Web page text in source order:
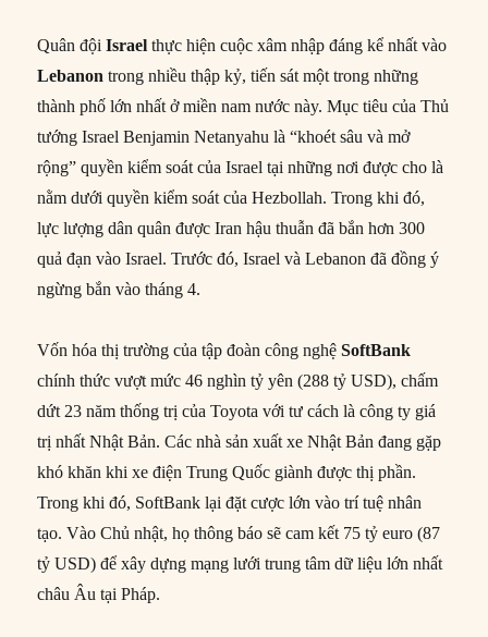
Quân độiIsrael thực hiện cuộc xâm nhập đáng kể nhất vào
Lebanon trong nhiều thập kỷ, tiến sát một trong những
thành phố lớn nhất ở miền nam nước này. Mục tiêu của Thủ
tướng Israel Benjamin Netanyahu là “khoét sâu và mở
rộng” quyền kiểm soát của Israel tại những nơi được cho là
nằm dưới quyền kiểm soát của Hezbollah. Trong khi đó,
lực lượng dân quân được Iran hậu thuẫn đã bắn hơn 300
quả đạn vào Israel. Trước đó, Israel và Lebanon đã đồng ý
ngừng bắn vào tháng 4.
Vốn hóa thị trường của tập đoàn công nghệSoftBank
chính thức vượt mức 46 nghìn tỷ yên (288 tỷ USD), chấm
dứt 23 năm thống trị của Toyota với tư cách là công ty giá
trị nhất Nhật Bản. Các nhà sản xuất xe Nhật Bản đang gặp
khó khăn khi xe điện Trung Quốc giành được thị phần.
Trong khi đó, SoftBank lại đặt cược lớn vào trí tuệ nhân
tạo. Vào Chủ nhật, họ thông báo sẽ cam kết 75 tỷ euro (87
tỷ USD) để xây dựng mạng lưới trung tâm dữ liệu lớn nhất
châu Âu tại Pháp.